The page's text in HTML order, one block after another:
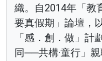
織。自2014年「教
要真假期」論壇，
「感．創．做」計
同──共構·童行」